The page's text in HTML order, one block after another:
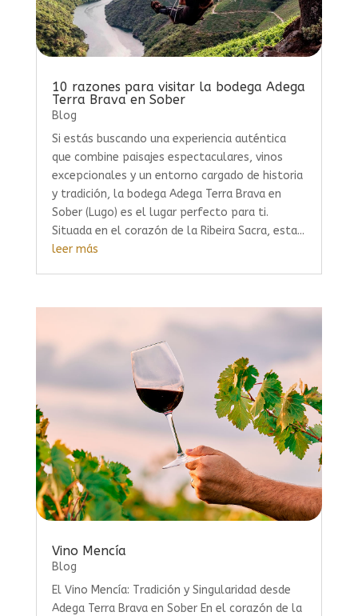
10 razones para visitar la bodega Adega
Terra Brava en Sober
Blog
Si estás buscando una experiencia auténtica
que combine paisajes espectaculares, vinos
excepcionales y un entorno cargado de historia
y tradición, la bodega Adega Terra Brava en
Sober (Lugo) es el lugar perfecto para ti.
Situada en el corazón de la Ribeira Sacra, esta...
leer más
Vino Mencía
Blog
El Vino Mencía: Tradición y Singularidad desde
Adega Terra Brava en Sober En el corazón de la